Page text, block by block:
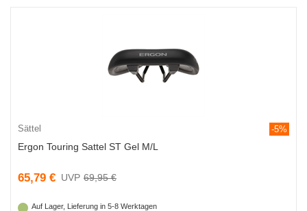
Sättel -5%
Ergon Touring Sattel ST Gel M/L
65,79 € 69,95 €
Auf Lager, Lieferung in 5-8 Werktagen